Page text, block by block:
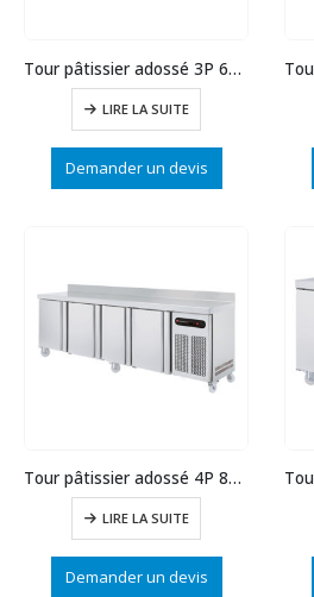
Tour pâtissier adossé 3P 628 L prof.800 statique
LIRE LA SUITE
Demander un devis
Tour pâtissier adossé 4P 815 L prof.800
LIRE LA SUITE
Demander un devis